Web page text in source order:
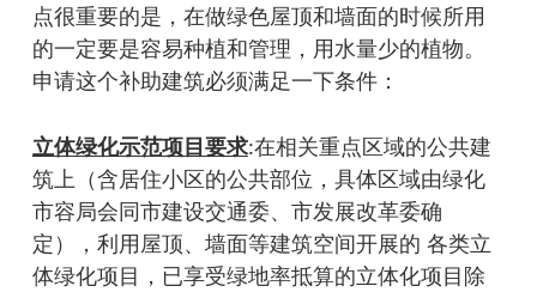
点很重要的是，在做绿色屋顶和墙面的时候所用
的一定要是容易种植和管理，用水量少的植物。
申请这个补助建筑必须满足一下条件：
立体绿化示范项目要求:在相关重点区域的公共建
筑上（含居住小区的公共部位，具体区域由绿化
市容局会同市建设交通委、市发展改革委确
定），利用屋顶、墙面等建筑空间开展的 各类立
体绿化项目，已享受绿地率抵算的立体化项目除